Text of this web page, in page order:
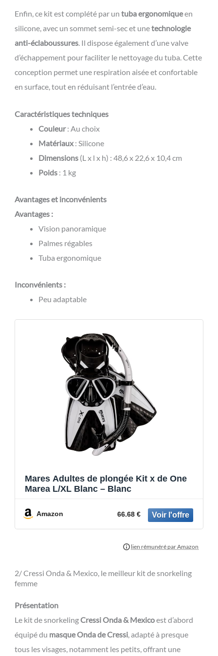
Enfin, ce kit est complété par un tuba ergonomiqueen
silicone, avec un sommet semi-sec et unetechnologie
anti-éclaboussures. Il dispose également d’une valve
d’échappement pour faciliter le nettoyage du tuba. Cette
conception permet une respiration aisée et confortable
en surface, tout en réduisant l’entrée d’eau.
Caractéristiques techniques
Couleur: Au choix
Matériaux: Silicone
Dimensions (L x l x h) : 48,6 x 22,6 x 10,4 cm
Poids : 1 kg
Avantages et inconvénients
Avantages :
Vision panoramique
Palmes régables
Tuba ergonomique
Inconvénients :
Peu adaptable
Mares Adultes de plongée Kit x de One
Marea L/XL Blanc – Blanc
Amazon 66.68 €
2/ Cressi Onda & Mexico, le meilleur kit de snorkeling
femme
Présentation
Le kit de snorkelingCressi Onda & Mexicoest d’abord
équipé du masque Onda de Cressi, adapté à presque
tous les visages, notamment les petits, offrant une